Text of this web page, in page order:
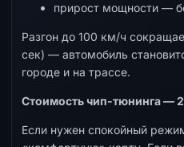
прирост мощности —
Разгон до 100 км/ч
сек) — автомобиль
городе и на трассе.
Стоимость чип-тюнинга —
Если нужен спокойный